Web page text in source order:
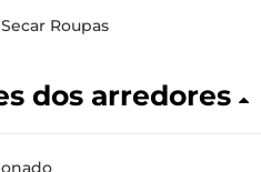
Roupas
dos arredores